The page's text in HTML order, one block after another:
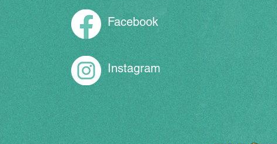
Facebook
Instagram